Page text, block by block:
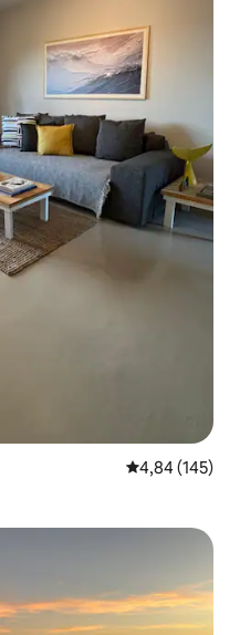
Prosječna
4,84 (145)